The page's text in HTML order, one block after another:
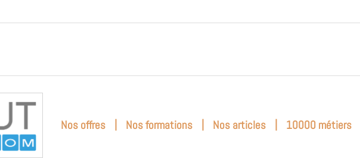
Nos offres | Nos formations | Nos articles | 10000 métiers